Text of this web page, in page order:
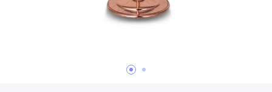
Kozmetik, Kişisel Bakım ve Sağlık